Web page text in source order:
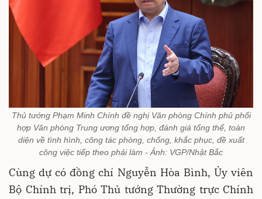
Thủ tướng Phạm Minh Chính đề nghị Văn phòng Chính phủ phối
hợp Văn phòng Trung ương tổng hợp, đánh giá tổng thể, toàn
diện về tình hình, công tác phòng, chống, khắc phục, đề xuất
công việc tiếp theo phải làm - Ảnh: VGP/Nhật Bắc
Cùng dự có đồng chí Nguyễn Hòa Bình, Ủy viên
Bộ Chính trị, Phó Thủ tướng Thường trực Chính